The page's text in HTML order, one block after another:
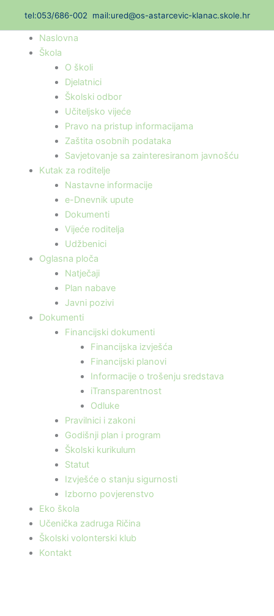
content
tel:053/686-002 mail:ured@os-astarcevic-klanac.skole.hr
Naslovna
Škola
O školi
Djelatnici
Školski odbor
Učiteljsko vijeće
Pravo na pristup informacijama
Zaštita osobnih podataka
Savjetovanje sa zainteresiranom javnošću
Kutak za roditelje
Nastavne informacije
e-Dnevnik upute
Dokumenti
Vijeće roditelja
Udžbenici
Oglasna ploča
Natječaji
Plan nabave
Javni pozivi
Dokumenti
Financijski dokumenti
Financijska izvješća
Financijski planovi
Informacije o trošenju sredstava
iTransparentnost
Odluke
Pravilnici i zakoni
Godišnji plan i program
Školski kurikulum
Statut
Izvješće o stanju sigurnosti
Izborno povjerenstvo
Eko škola
Učenička zadruga Ričina
Školski volonterski klub
Kontakt